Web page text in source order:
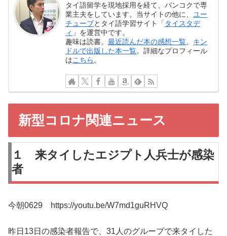
タイ語留学を現地採用を経て、バンコクで専
業主夫をしています。当サイトの他に、 ユー
チューブとタイ語学習サイト「 タイスタデ
ィ 」を運営中です。
趣味は読書。最近読んだ本の感想一覧。 キン
ドルで出版した本一覧。詳細なプロフィール
はこちら 。
新型コロナ関連ニュース
１ 来タイしたエジプト人兵士が感染
者
今朝0629 https://youtu.be/W7md1guRHVQ
昨日13日の感染者報告で、31人のグループで来タイした